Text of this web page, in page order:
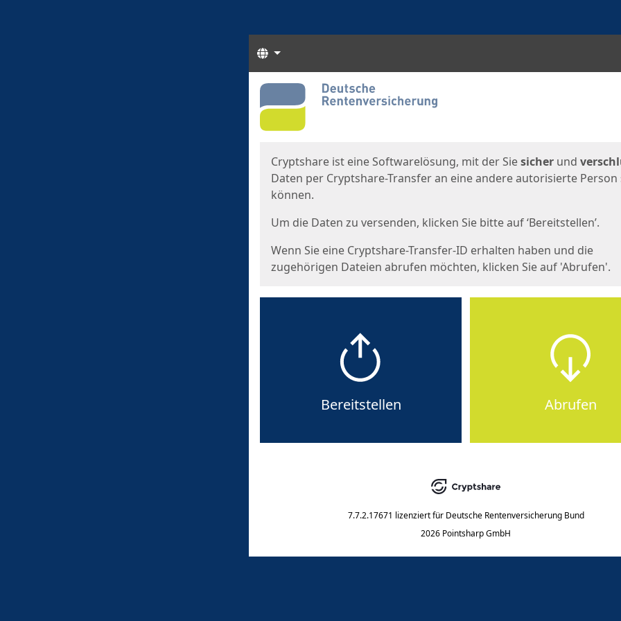
Sprachen
Start
Cryptshare ist eine Softwarelösung, mit der Siesicher und
Daten per Cryptshare-Transfer an eine andere autorisierte Person
können.
Um die Daten zu versenden, klicken Sie bitte auf ‘Bereitstellen’.
Wenn Sie eine Cryptshare-Transfer-ID erhalten haben und die
zugehörigen Dateien abrufen möchten, klicken Sie auf 'Abrufen'.
Bereitstellen Abrufen
7.7.2.17671 lizenziert für Deutsche Rentenversicherung Bund
2026 Pointsharp GmbH